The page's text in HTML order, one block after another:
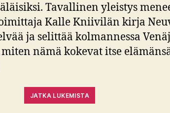
Tavallinen yleistys
Kalle Kniivilän kirja
ja selittää kolmannessa
nämä kokevat itse
JATKA LUKEMISTA